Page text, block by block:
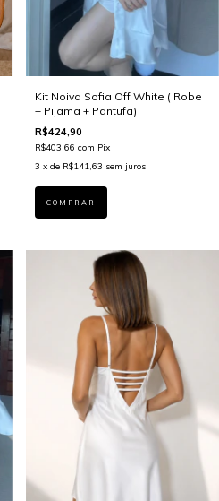
Kit Noiva Sofia Off White ( Robe
+ Pijama + Pantufa)
R$424,90
R$403,66 com Pix
3 x de R$141,63 sem juros
COMPRAR